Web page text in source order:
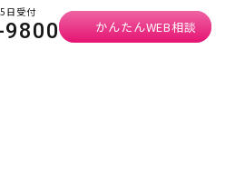
日受付
9800 かんたんWEB相談